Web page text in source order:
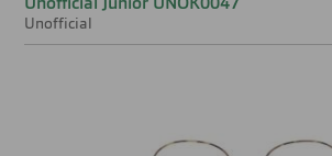
Unofficial Junior UNOK0047
Unofficial